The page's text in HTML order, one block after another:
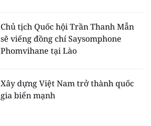
Chủ tịch Quốc hội Trần Thanh Mẫn
sẽ viếng đồng chí Saysomphone
Phomvihane tại Lào
Xây dựng Việt Nam trở thành quốc
gia biển mạnh